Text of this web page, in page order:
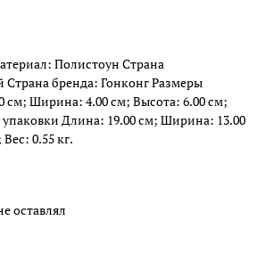
Полистоун Страна
Страна бренда: Гонконг Размеры
см; Ширина: 4.00 см; Высота: 6.00 см;
упаковки Длина: 19.00 см; Ширина: 13.00
0.55 кг.
оставлял